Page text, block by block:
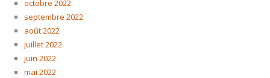
octobre 2022
septembre 2022
août 2022
juillet 2022
juin 2022
mai 2022